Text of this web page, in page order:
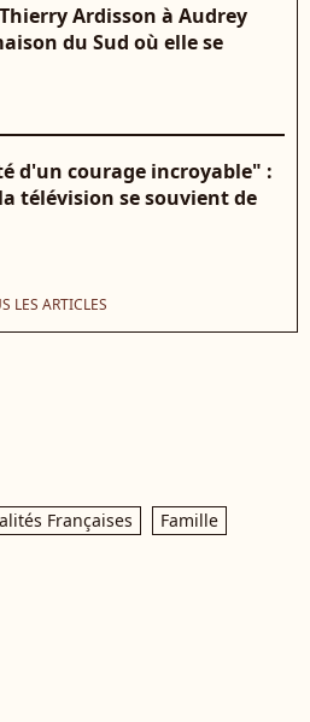
Ardisson à Audrey
du Sud où elle se
d'un courage incroyable" :
télévision se souvient de
LES ARTICLES
Françaises
Famille